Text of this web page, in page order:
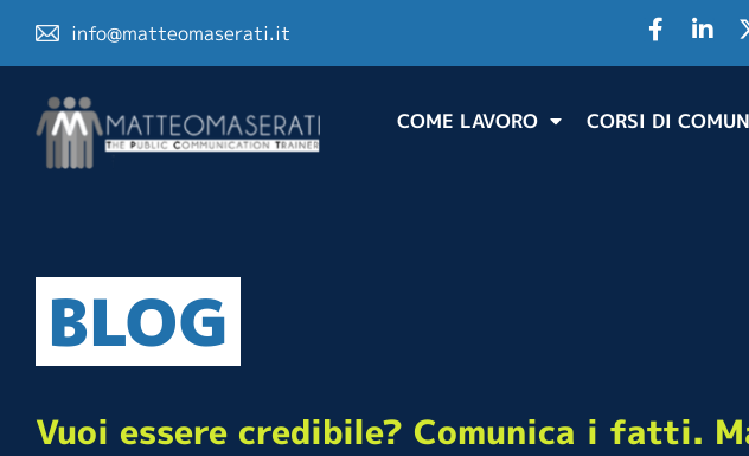
info@matteomaserati.it
COME LAVORO CORSI DI
BLOG
Vuoi essere credibile? Comunica i fatti.